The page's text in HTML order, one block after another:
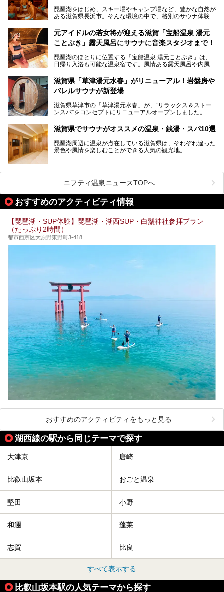
琵琶湖の雄大な景色を眺めながら入れる施設もありますよ。
琵琶湖をはじめ、スキー場やキャンプ場など、豊かな自然が
ある滋賀県長浜市。そんな環境の中で、格別のサウナ体験を
今回は、「北近江リゾート 天然温泉 北近江の湯」で朝から
晩まで楽しめる過ごし方をご紹介！ サウナ設備やサウナド
違いなしですよ。
───
この記事は北近江リゾート 天然温泉 北近江の湯のPR記事で
す。
元アイドルの若女将が迎える滋賀「宝船温泉 湯元
ことぶき」露天風呂にサウナに音楽スタジオまで！
琵琶湖のほとりに位置する「宝船温泉 湯元ことぶき」は、
日帰り入浴も可能な温泉宿です。風情ある露天風呂や内風
ープン。湖からそよぐ爽やかな風を感じながらサウナと温泉
が楽しめます。
を打てるのも醍醐味の一つ。そして、若女将はなんと「元ア
イドル」の現役アーティスト。音楽スタジオまで備えたユニ
滋賀県「草津湯元水春」がリニューアル！岩盤房や
バレルサウナが新登場
滋賀県草津市の「草津湯元水春」が、“リラックス＆ストー
ンスパ”をコンセプトにリニューアルオープンしました。
たほか、岩盤房やバレルサウナも新設されました。さらに地
産地消をテーマにしたレストランメニューもパワーアップ。
今回新しくなった「草津湯元水春」の魅力を余すところなく
紹介します。
滋賀県でサウナがオススメの温泉・銭湯・スパ10選
琵琶湖周辺に温泉が点在している滋賀県は、それぞれ違った
景色や風情を楽しむことができる人気の観光地。
旅行やお出かけのついではもちろん、近隣にお住いの方はぜ
ひ気軽に立ち寄ってみてくださいね。
ニフティ温泉ニュースTOPへ
おすすめのアクティビティ情報
【琵琶湖・SUP体験】琵琶湖・湖西SUP・白鬚神社参拝プラン
（たっぷり2時間）
都市西京区大原野東野町3-418
おすすめのアクティビティをもっと見る
湖西線の駅から同じテーマで探す
大津京 唐崎
比叡山坂本 おごと温泉
堅田 小野
和邇 蓬莱
志賀 比良
すべて表示する
比叡山坂本駅の人気テーマから探す